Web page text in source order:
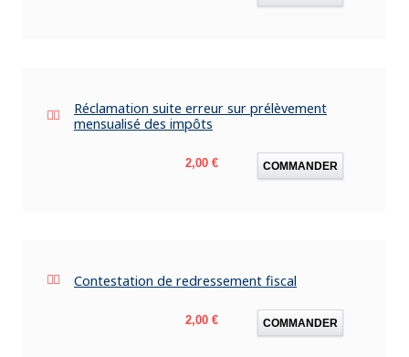
Réclamation suite erreur sur prélèvement
mensualisé des impôts
Prix
2,00 € COMMANDER
Contestation de redressement fiscal
Prix
2,00 € COMMANDER